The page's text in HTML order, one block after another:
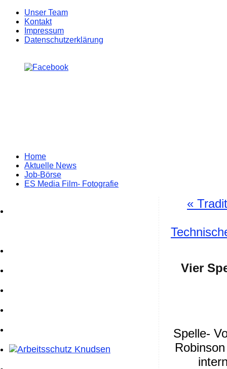
Unser Team
Kontakt
Impressum
Datenschutzerklärung
Zum
Inhalt
springen
Home
Aktuelle News
Job-Börse
ES Media Film- Fotografie
«
Vier
Spelle-